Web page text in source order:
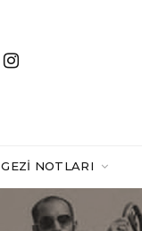
GEZI NOTLARI